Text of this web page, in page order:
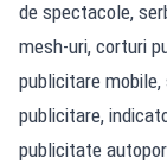
de spectacole,
mesh-uri, corturi
publicitare
publicitare,
publicitate